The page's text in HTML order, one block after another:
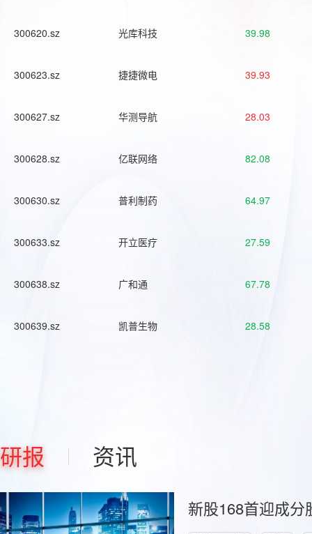
300620.sz 光库科技 39.98
300623.sz 捷捷微电 39.93
300627.sz 华测导航 28.03
300628.sz 亿联网络 82.08
300630.sz 普利制药 64.97
300633.sz 开立医疗 27.59
300638.sz 广和通 67.78
300639.sz 凯普生物 28.58
研报 资讯
新股168首迎成